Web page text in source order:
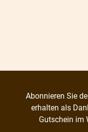
Abonnieren Sie
erhalten als
Gutschein im